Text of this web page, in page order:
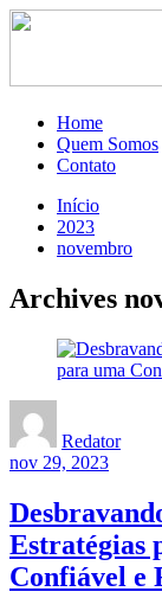
Home
Quem Somos
Contato
Início
2023
novembro
Archives
Redator
nov 29, 2023
Estratégias
Confiável e